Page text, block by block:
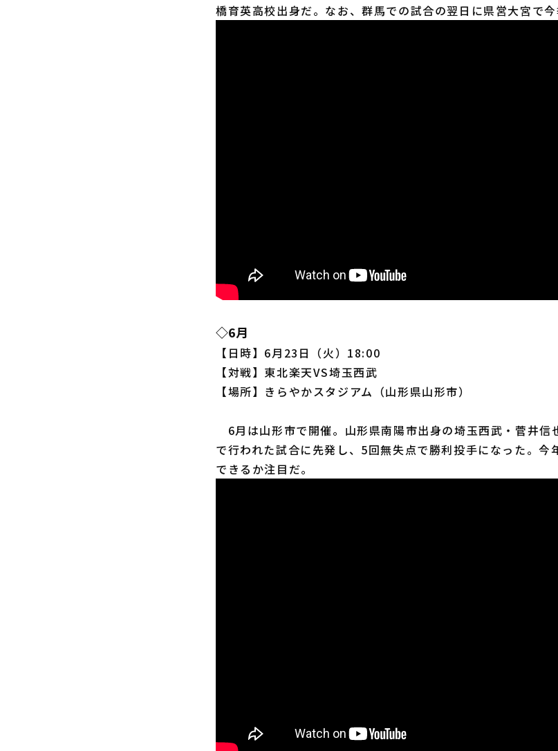
橋育英高校出身だ。なお、群馬での試合の翌日に県営大宮で今
◇6月
【日時】6月23日（火）18:00
【対戦】東北楽天VS埼玉西武
【場所】きらやかスタジアム（山形県山形市）
6月は山形市で開催。山形県南陽市出身の埼玉西武・菅井信
で行われた試合に先発し、5回無失点で勝利投手になった。今
できるか注目だ。